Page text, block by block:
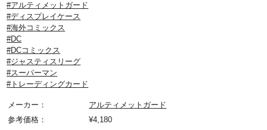
#アルティメットガード
#ディスプレイケース
#海外コミックス
#DC
#DCコミックス
#ジャスティスリーグ
#スーパーマン
#トレーディングカード
メーカー：
アルティメットガード
参考価格：
¥4,180